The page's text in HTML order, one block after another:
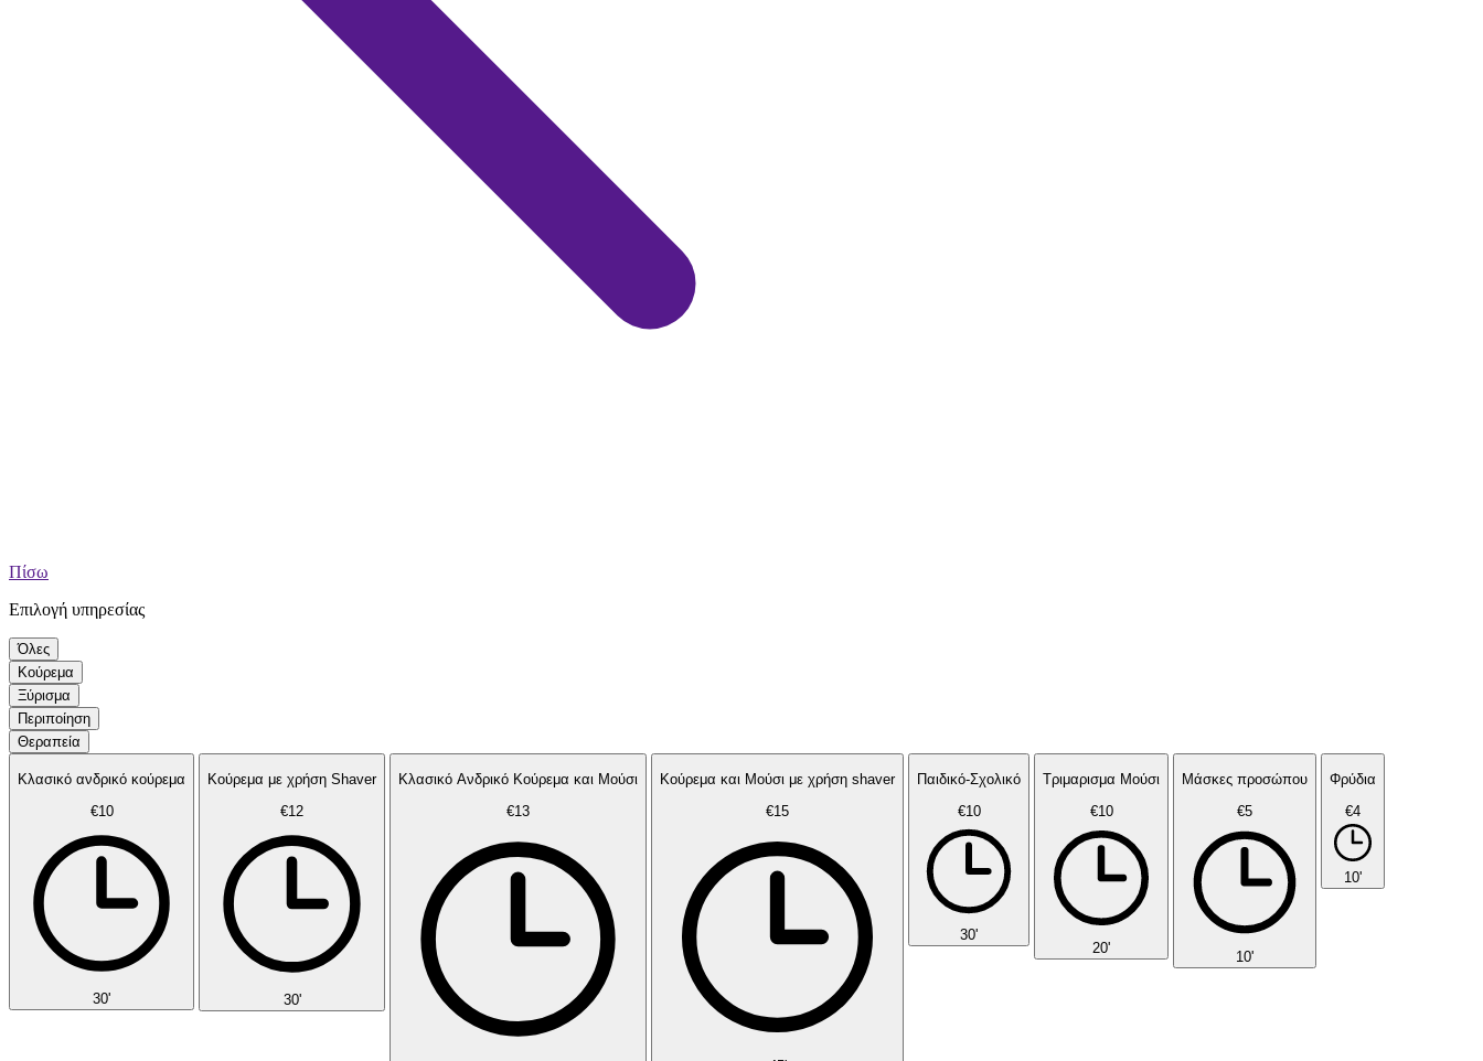
Πίσω
Επιλογή υπηρεσίας
Όλες
Κούρεμα
Ξύρισμα
Περιποίηση
Θεραπεία
Κλασικό ανδρικό κούρεμα
€10
30'
Κούρεμα με χρήση Shaver
€12
30'
Κλασικό Ανδρικό Κούρεμα και Μούσι
€13
Κούρεμα και Μούσι με χρήση shaver
€15
Παιδικό-Σχολικό
€10
30'
Τριμαρισμα Μούσι
€10
20'
Μάσκες προσώπου
€5
10'
Φρύδια
€4
10'